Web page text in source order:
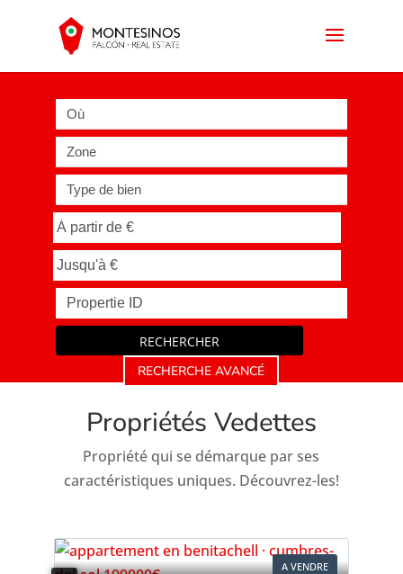
Où
Zone
Type de bien
RECHERCHER
RECHERCHE AVANCÉ
Propriétés Vedettes
Propriété qui se démarque par ses
caractéristiques uniques. Découvrez-les!
A VENDRE